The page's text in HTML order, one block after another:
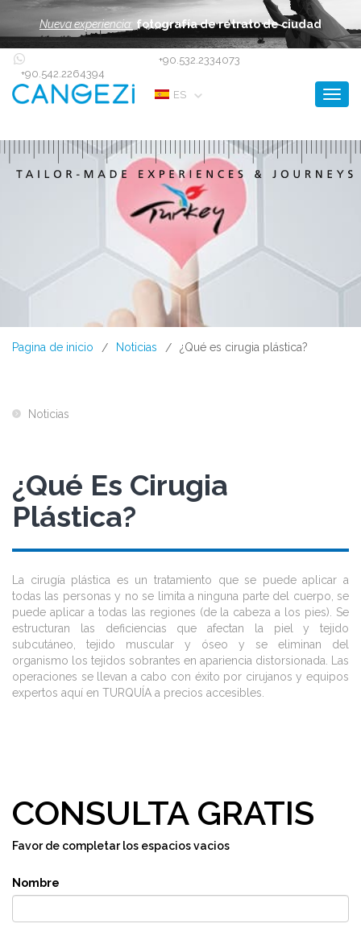
Nueva experiencia: fotografía de retrato de ciudad
+90.542.2264394
+90.532.2334073
ES
Pagina de inicio / Noticias / ¿Qué es cirugia plástica?
Noticias
¿Qué Es Cirugia
Plástica?
La cirugía plástica es un tratamiento que se puede aplicar a
todas las personas y no se limita a ninguna parte del cuerpo, se
puede aplicar a todas las regiones (de la cabeza a los pies). Se
estructuran las deficiencias que afectan la piel y tejido
subcutáneo, tejido muscular y óseo y se eliminan del
organismo los tejidos sobrantes en apariencia distorsionada. Las
operaciones se llevan a cabo con éxito por cirujanos y equipos
expertos aquí en TURQUÍA a precios accesibles.
CONSULTA GRATIS
Favor de completar los espacios vacios
Nombre